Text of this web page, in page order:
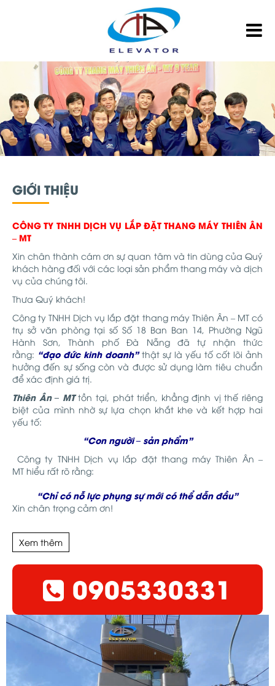
GIỚI THIỆU
CÔNG TY TNHH DỊCH VỤ LẮP ĐẶT THANG MÁY THIÊN ÂN
– MT
Xin chân thành cám ơn sự quan tâm và tin dùng của Quý
khách hàng đối với các loại sản phẩm thang máy và dịch
vụ của chúng tôi.
Thưa Quý khách!
Công ty TNHH Dịch vụ lắp đặt thang máy Thiên Ân – MT có
trụ sở văn phòng tại số Số 18 Ban Ban 14, Phường Ngũ
Hành Sơn, Thành phố Đà Nẵng đã tự nhận thức
rằng: “đạo đức kinh doanh”thật sự là yếu tố cốt lõi ảnh
hưởng đến sự sống còn và được sử dụng làm tiêu chuẩn
để xác định giá trị.
Thiên Ân – MT tồn tại, phát triển, khẳng định vị thế riêng
biệt của mình nhờ sự lựa chọn khắt khe và kết hợp hai
yếu tố:
“Con người – sản phẩm”
Công ty TNHH Dịch vụ lắp đặt thang máy Thiên Ân –
MT hiểu rất rõ rằng:
“Chỉ có nỗ lực phụng sự mới có thể dẫn đầu”
Xin chân trọng cảm ơn!
Xem thêm
0905330331